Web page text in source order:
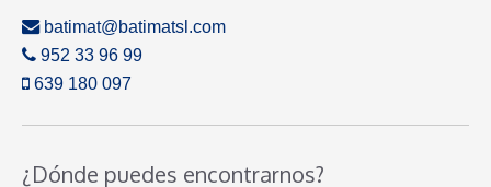
batimat@batimatsl.com
952 33 96 99
639 180 097
¿Dónde puedes encontrarnos?